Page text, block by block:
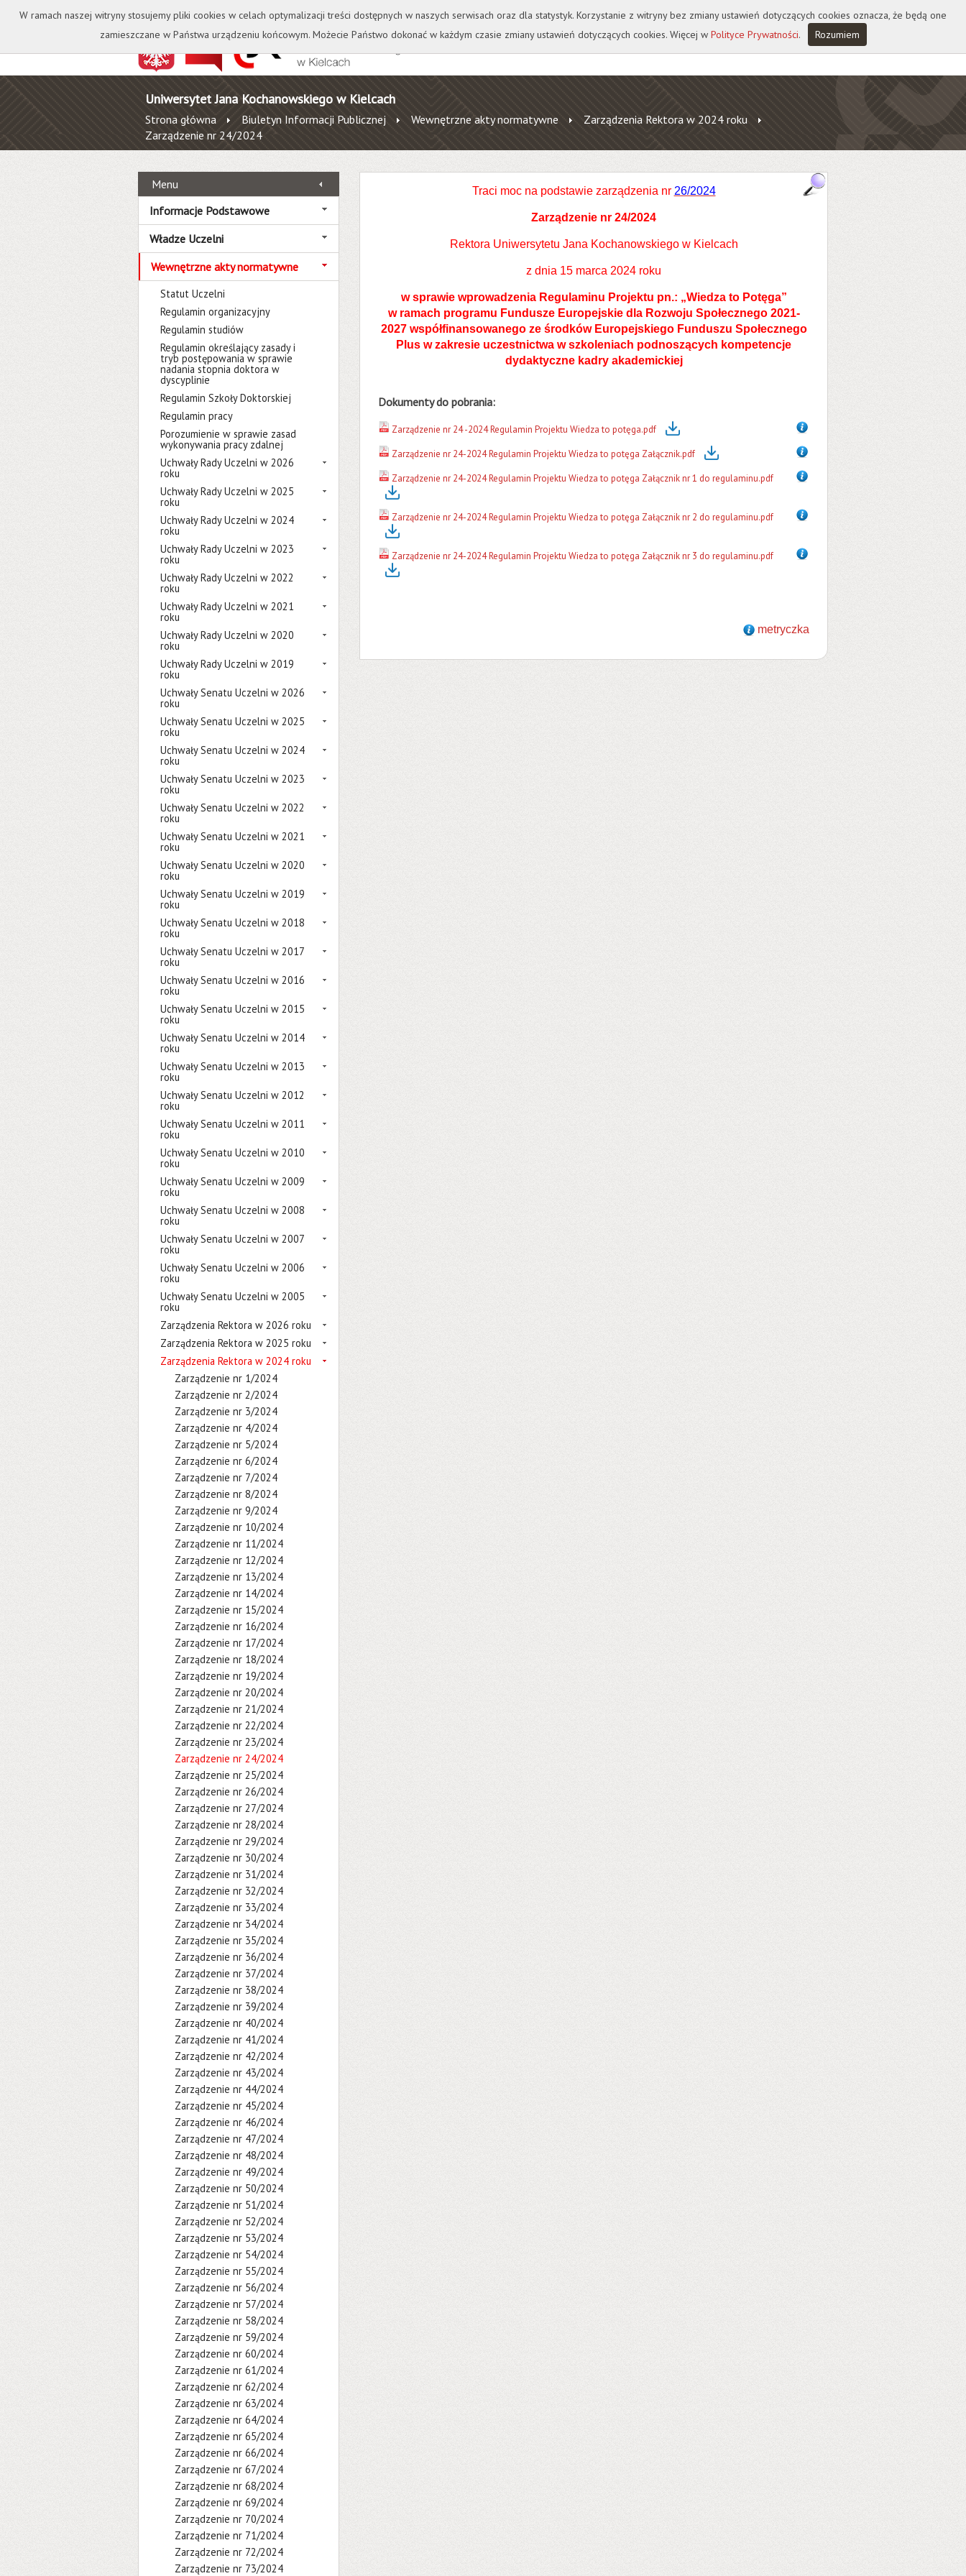
Kontakt Biblioteka Wydawnictwo Wirtualna Uczelnia A A A A
Uniwersytet Jana Kochanowskiego w Kielcach
Strona główna Biuletyn Informacji Publicznej Wewnętrzne akty normatywne
Zarządzenia Rektora w 2024 roku
Zarządzenie nr 24/2024
Menu
Informacje Podstawowe
Władze Uczelni
Wewnętrzne akty normatywne
Statut Uczelni
Regulamin organizacyjny
Regulamin studiów
Regulamin określający zasady i
tryb postępowania w sprawie
nadania stopnia doktora w
dyscyplinie
Regulamin Szkoły Doktorskiej
Regulamin pracy
Porozumienie w sprawie zasad
wykonywania pracy zdalnej
Uchwały Rady Uczelni w 2026
roku
Uchwały Rady Uczelni w 2025
roku
Uchwały Rady Uczelni w 2024
roku
Uchwały Rady Uczelni w 2023
roku
Uchwały Rady Uczelni w 2022
roku
Uchwały Rady Uczelni w 2021
roku
Uchwały Rady Uczelni w 2020
roku
Uchwały Rady Uczelni w 2019
roku
Uchwały Senatu Uczelni w 2026
roku
Uchwały Senatu Uczelni w 2025
roku
Uchwały Senatu Uczelni w 2024
roku
Uchwały Senatu Uczelni w 2023
roku
Uchwały Senatu Uczelni w 2022
roku
Uchwały Senatu Uczelni w 2021
roku
Uchwały Senatu Uczelni w 2020
roku
Uchwały Senatu Uczelni w 2019
roku
Uchwały Senatu Uczelni w 2018
roku
Uchwały Senatu Uczelni w 2017
roku
Uchwały Senatu Uczelni w 2016
roku
Uchwały Senatu Uczelni w 2015
roku
Uchwały Senatu Uczelni w 2014
roku
Uchwały Senatu Uczelni w 2013
roku
Uchwały Senatu Uczelni w 2012
roku
Uchwały Senatu Uczelni w 2011
roku
Uchwały Senatu Uczelni w 2010
roku
Uchwały Senatu Uczelni w 2009
roku
Uchwały Senatu Uczelni w 2008
roku
Uchwały Senatu Uczelni w 2007
roku
Uchwały Senatu Uczelni w 2006
roku
Uchwały Senatu Uczelni w 2005
roku
Zarządzenia Rektora w 2026 roku
Zarządzenia Rektora w 2025 roku
Zarządzenia Rektora w 2024 roku
Zarządzenie nr 1/2024
Zarządzenie nr 2/2024
Zarządzenie nr 3/2024
Zarządzenie nr 4/2024
Zarządzenie nr 5/2024
Zarządzenie nr 6/2024
Zarządzenie nr 7/2024
Zarządzenie nr 8/2024
Zarządzenie nr 9/2024
Zarządzenie nr 10/2024
Zarządzenie nr 11/2024
Zarządzenie nr 12/2024
Zarządzenie nr 13/2024
Zarządzenie nr 14/2024
Zarządzenie nr 15/2024
Zarządzenie nr 16/2024
Zarządzenie nr 17/2024
Zarządzenie nr 18/2024
Zarządzenie nr 19/2024
Zarządzenie nr 20/2024
Zarządzenie nr 21/2024
Zarządzenie nr 22/2024
Zarządzenie nr 23/2024
Zarządzenie nr 24/2024
Zarządzenie nr 25/2024
Zarządzenie nr 26/2024
Zarządzenie nr 27/2024
Zarządzenie nr 28/2024
Zarządzenie nr 29/2024
Zarządzenie nr 30/2024
Zarządzenie nr 31/2024
Zarządzenie nr 32/2024
Zarządzenie nr 33/2024
Zarządzenie nr 34/2024
Zarządzenie nr 35/2024
Zarządzenie nr 36/2024
Zarządzenie nr 37/2024
Zarządzenie nr 38/2024
Zarządzenie nr 39/2024
Zarządzenie nr 40/2024
Zarządzenie nr 41/2024
Zarządzenie nr 42/2024
Zarządzenie nr 43/2024
Zarządzenie nr 44/2024
Zarządzenie nr 45/2024
Zarządzenie nr 46/2024
Zarządzenie nr 47/2024
Zarządzenie nr 48/2024
Zarządzenie nr 49/2024
Zarządzenie nr 50/2024
Zarządzenie nr 51/2024
Zarządzenie nr 52/2024
Zarządzenie nr 53/2024
Zarządzenie nr 54/2024
Zarządzenie nr 55/2024
Zarządzenie nr 56/2024
Zarządzenie nr 57/2024
Zarządzenie nr 58/2024
Zarządzenie nr 59/2024
Zarządzenie nr 60/2024
Zarządzenie nr 61/2024
Zarządzenie nr 62/2024
Zarządzenie nr 63/2024
Zarządzenie nr 64/2024
Zarządzenie nr 65/2024
Zarządzenie nr 66/2024
Zarządzenie nr 67/2024
Zarządzenie nr 68/2024
Zarządzenie nr 69/2024
Zarządzenie nr 70/2024
Zarządzenie nr 71/2024
Zarządzenie nr 72/2024
Zarządzenie nr 73/2024
Traci moc na podstawie zarządzenia nr 26/2024
Zarządzenie nr 24/2024
Rektora Uniwersytetu Jana Kochanowskiego w Kielcach
z dnia 15 marca 2024 roku
w sprawie wprowadzenia Regulaminu Projektu pn.: „Wiedza to Potęga”
w ramach programu Fundusze Europejskie dla Rozwoju Społecznego 2021-
2027 współfinansowanego ze środków Europejskiego Funduszu Społecznego
Plus w zakresie uczestnictwa w szkoleniach podnoszących kompetencje
dydaktyczne kadry akademickiej
Dokumenty do pobrania:
Zarządzenie nr 24 -2024 Regulamin Projektu Wiedza to potęga.pdf
Zarządzenie nr 24-2024 Regulamin Projektu Wiedza to potęga Załącznik.pdf
Zarządzenie nr 24-2024 Regulamin Projektu Wiedza to potęga Załącznik nr 1 do regulaminu.pdf
Zarządzenie nr 24-2024 Regulamin Projektu Wiedza to potęga Załącznik nr 2 do regulaminu.pdf
Zarządzenie nr 24-2024 Regulamin Projektu Wiedza to potęga Załącznik nr 3 do regulaminu.pdf
metryczka
W ramach naszej witryny stosujemy pliki cookies w celach optymalizacji treści dostępnych w naszych serwisach oraz dla statystyk. Korzystanie z witryny bez zmiany ustawień dotyczących cookies oznacza, że będą one
zamieszczane w Państwa urządzeniu końcowym. Możecie Państwo dokonać w każdym czasie zmiany ustawień dotyczących cookies. Więcej w Polityce Prywatności. Rozumiem